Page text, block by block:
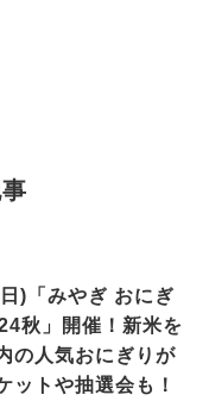
)「みやぎ おにぎ
秋」開催！新米を
の人気おにぎりが
ットや抽選会も！